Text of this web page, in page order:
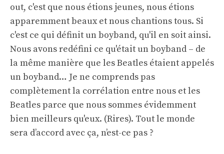
out, c'est que nous étions jeunes, nous étions
apparemment beaux et nous chantions tous. Si
c'est ce qui définit un boyband, qu'il en soit ainsi.
Nous avons redéfini ce qu'était un boyband – de
la même manière que les Beatles étaient appelés
un boyband… Je ne comprends pas
complètement la corrélation entre nous et les
Beatles parce que nous sommes évidemment
bien meilleurs qu'eux. (Rires). Tout le monde
sera d’accord avec ça, n’est-ce pas ?